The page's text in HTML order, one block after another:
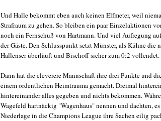
Und Halle bekommt eben auch keinen Elfmeter, weil
Strafraum zu gehen. So bleiben ein paar Einzelaktionen
noch ein Fernschuß von Hartmann. Und viel Aufregung
der Gäste. Den Schlusspunkt setzt Münster, als Kühne
Hallenser überläuft und Bischoff sicher zum 0:2 vollendet.
Dann hat die cleverere Mannschaft ihre drei Punkte und
einem ordentlichen Heimtrauma gemacht. Dreimal
hintereinander alles gegeben und nichts bekommen.
Wagefeld hartnäckig "Wagenhaus" nennen und dachten,
Niederlage in die Champions League ihre Sachen eilig